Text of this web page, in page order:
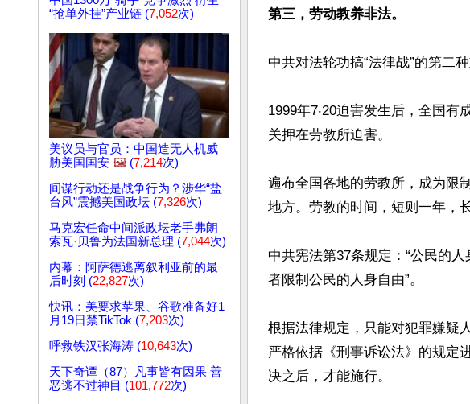
“抢单外挂”产业链 (7,052次)
美议员与官员：中国造无人机威
胁美国国安 🖼️ (7,214次)
间谍行动还是战争行为？涉华“盐
台风”震撼美国政坛 (7,326次)
马克宏任命中间派政坛老手弗朗
索瓦·贝鲁为法国新总理 (7,044次)
内幕：阿萨德逃离叙利亚前的最
后时刻 (22,827次)
快讯：美要求苹果、谷歌准备好1
月19日禁TikTok (7,203次)
呼救铁汉张海涛 (10,643次)
天下奇谭（87）凡事皆有因果 善
恶逃不过神目 (101,772次)
第三，劳动教养非法。
中共对法轮功搞“法律战”的第二
1999年7‧20迫害发生后，全国
关押在劳教所迫害。
遍布全国各地的劳教所，成为限
地方。劳教的时间，短则一年，
中共宪法第37条规定：“公民的
者限制公民的人身自由”。
根据法律规定，只能对犯罪嫌疑
严格依据《刑事诉讼法》的规定
决之后，才能施行。